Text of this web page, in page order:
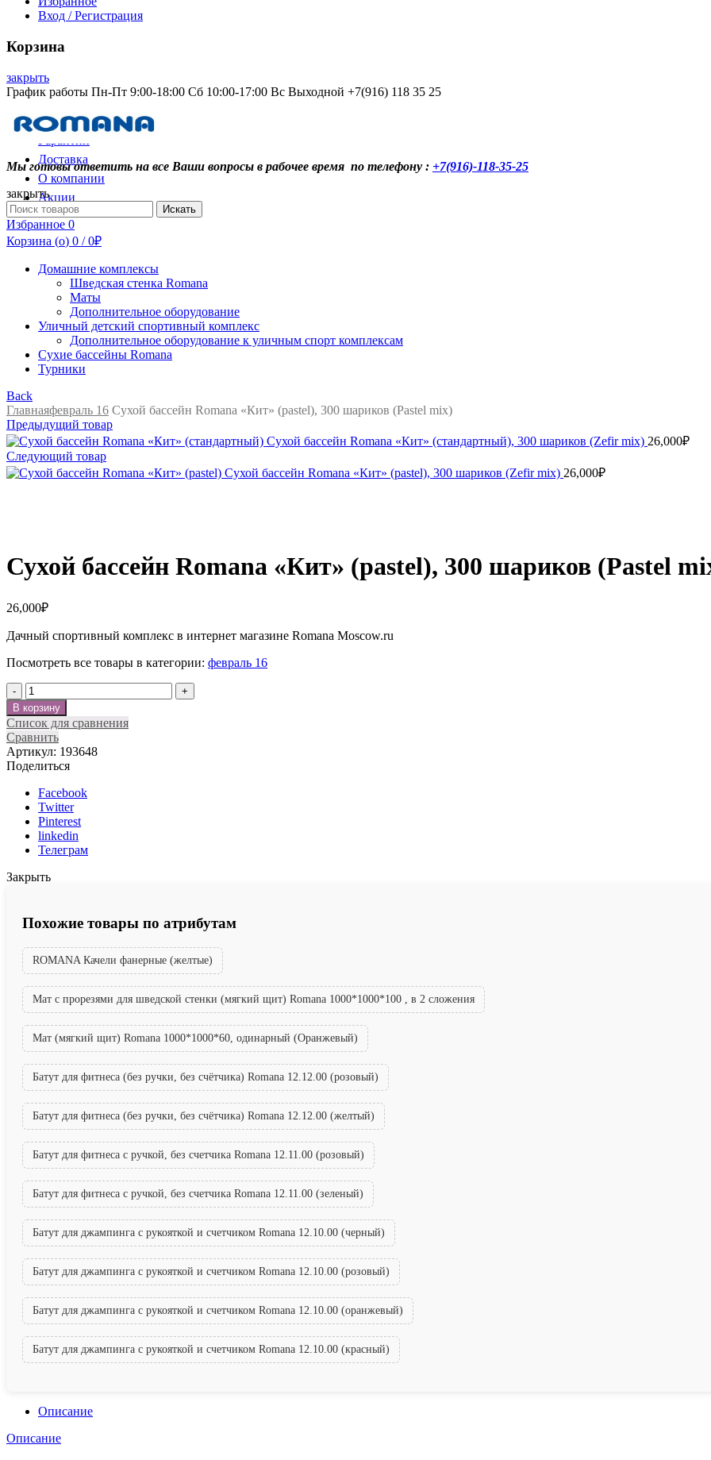
Вход / Регистрация
Корзина
закрыть
График работы Пн-Пт 9:00-18:00 Сб 10:00-17:00 Вс Выходной +7(916) 118 35 25
Контакты
Доставка
О компании
Акции
Мы готовы ответить на все Ваши вопросы в рабочее время по телефону : +7(916)-118-35-25
закрыть
Search
for:
Искать
Избранное 0
Корзина (o) 0 / 0₽
Домашние комплексы
Шведская стенка Romana
Маты
Дополнительное оборудование
Уличный детский спортивный комплекс
Дополнительное оборудование к уличным спорт комплексам
Сухие бассейны Romana
Турники
Back
Главнаяфевраль 16 Сухой бассейн Romana «Кит» (pastel), 300 шариков (Pastel mix)
Предыдущий товар
Сухой бассейн Romana «Кит» (стандартный), 300 шариков (Zefir mix) 26,000₽
Следующий товар
Сухой бассейн Romana «Кит» (pastel), 300 шариков (Zefir mix) 26,000₽
Сухой бассейн Romana «Кит» (pastel), 300 шариков (Pastel
26,000₽
Дачный спортивный комплекс в интернет магазине Romana Moscow.ru
Посмотреть все товары в категории: февраль 16
Количество
В корзину
Список для сравнения
Сравнить
Артикул: 193648
Поделиться
Facebook
Twitter
Pinterest
linkedin
Телеграм
Закрыть
Похожие товары по атрибутам
ROMANA Качели фанерные (желтые)
Мат с прорезями для шведской стенки (мягкий щит) Romana 1000*1000*100 , в 2 сложения
Мат (мягкий щит) Romana 1000*1000*60, одинарный (Оранжевый)
Батут для фитнеса (без ручки, без счётчика) Romana 12.12.00 (розовый)
Батут для фитнеса (без ручки, без счётчика) Romana 12.12.00 (желтый)
Батут для фитнеса с ручкой, без счетчика Romana 12.11.00 (розовый)
Батут для фитнеса с ручкой, без счетчика Romana 12.11.00 (зеленый)
Батут для джампинга с рукояткой и счетчиком Romana 12.10.00 (черный)
Батут для джампинга с рукояткой и счетчиком Romana 12.10.00 (розовый)
Батут для джампинга с рукояткой и счетчиком Romana 12.10.00 (оранжевый)
Батут для джампинга с рукояткой и счетчиком Romana 12.10.00 (красный)
Описание
Описание